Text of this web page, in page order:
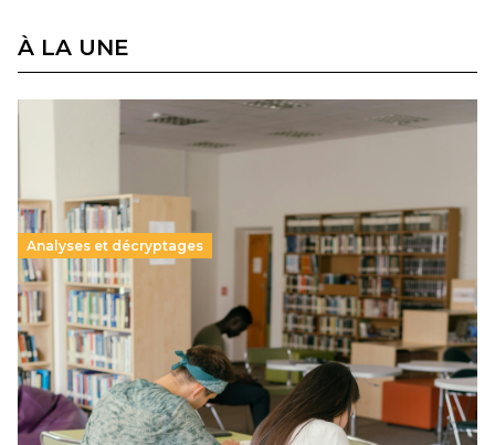
À LA UNE
Analyses et décryptages
Supérieur privé : une dérive qui met à mal la
promesse républicaine
11 juillet 2026-
Le projet de loi sur la régulation de l’enseignement
supérieur privé met en lumière l’amplification d’un système
qui relègue l’acte pédagogique au superfétatoire, voire à…